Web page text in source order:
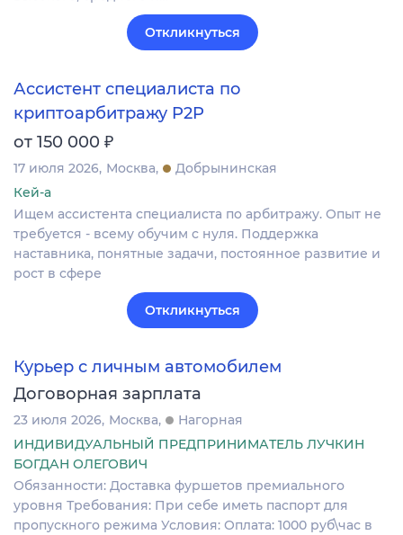
Откликнуться
Ассистент специалиста по
криптоарбитражу P2P
от 150 000 ₽
17 июля 2026 Москва
Добрынинская
Кей-а
Ищем ассистента специалиста по арбитражу. Опыт не
требуется - всему обучим с нуля. Поддержка
наставника, понятные задачи, постоянное развитие и
рост в сфере
Откликнуться
Курьер с личным автомобилем
Договорная зарплата
23 июля 2026 Москва
Нагорная
ИНДИВИДУАЛЬНЫЙ ПРЕДПРИНИМАТЕЛЬ ЛУЧКИН
БОГДАН ОЛЕГОВИЧ
Обязанности: Доставка фуршетов премиального
уровня Требования: При себе иметь паспорт для
пропускного режима Условия: Оплата: 1000 руб\час в